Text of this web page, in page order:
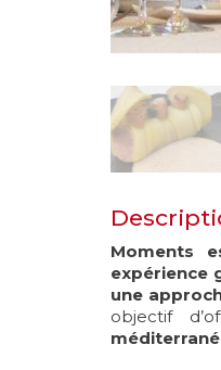
Moments
expérience
une
objectif